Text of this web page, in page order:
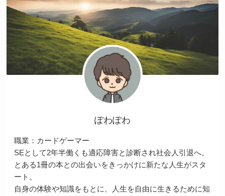
ぽわぽわ
職業：カードゲーマー
SEとして2年半働くも適応障害と診断され社会人引退へ。
とある1冊の本との出会いをきっかけに新たな人生がスタ
ート。
自身の体験や知識をもとに、人生を自由に生きるために知